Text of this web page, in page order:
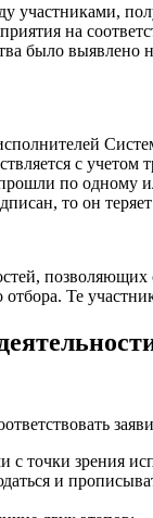
участниками,
на
было
с учетом
по одному
то он
позволяющих
Те
точки зрения
и